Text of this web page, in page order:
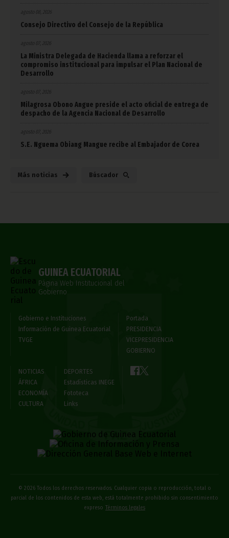
Consejo Directivo del Consejo de la República
agosto 07, 2026
La Ministra Delegada de Hacienda llama a reforzar el
compromiso institucional para impulsar el Plan Nacional de
Desarrollo
agosto 07, 2026
Milagrosa Obono Angue preside el acto oficial de entrega de
despacho de la Agencia Nacional de Desarrollo
agosto 07, 2026
S.E. Nguema Obiang Mangue recibe al Embajador de Corea
Más noticias Búscador
GUINEA ECUATORIAL
Página Web Institucional del
Gobierno
Gobierno e Instituciones
Información de Guinea Ecuatorial
TVGE
Portada
PRESIDENCIA
VICEPRESIDENCIA
GOBIERNO
NOTICIAS
ÁFRICA
ECONOMÍA
CULTURA
DEPORTES
Estadísticas INEGE
Fototeca
Links
© 2026 Todos los derechos reservados. Cualquier copia o reproducción, total o
parcial de los contenidos de esta web, está totalmente prohibido sin consentimiento
expreso
Términos legales